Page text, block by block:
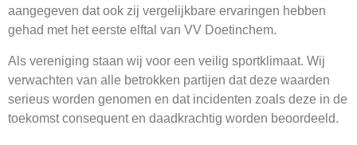
aangegeven dat ook zij vergelijkbare ervaringen hebben
gehad met het eerste elftal van VV Doetinchem.
Als vereniging staan wij voor een veilig sportklimaat. Wij
verwachten van alle betrokken partijen dat deze waarden
serieus worden genomen en dat incidenten zoals deze in de
toekomst consequent en daadkrachtig worden beoordeeld.